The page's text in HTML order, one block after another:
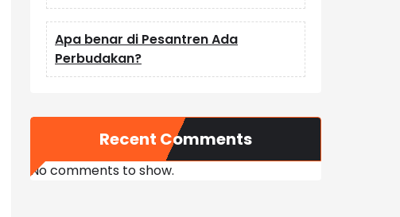
Apa benar di Pesantren Ada
Perbudakan?
Recent Comments
No comments to show.